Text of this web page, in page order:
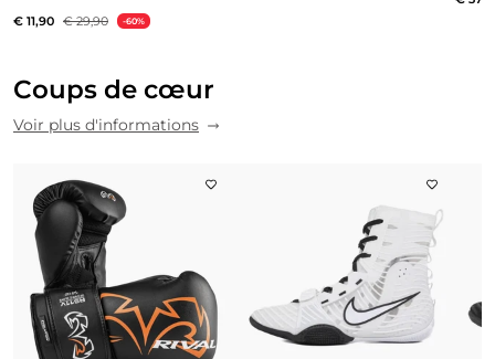
€ 11,90 € 29,90 -60%
Coups de cœur
Voir plus d'informations